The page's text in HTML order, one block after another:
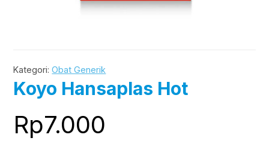
Kategori:Obat Generik
Koyo Hansaplas Hot
Rp7.000